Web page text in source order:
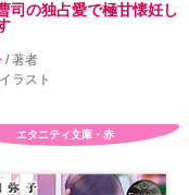
司の独占愛で極甘懐妊し
/ 著者
ラスト
エタニティ文庫・赤